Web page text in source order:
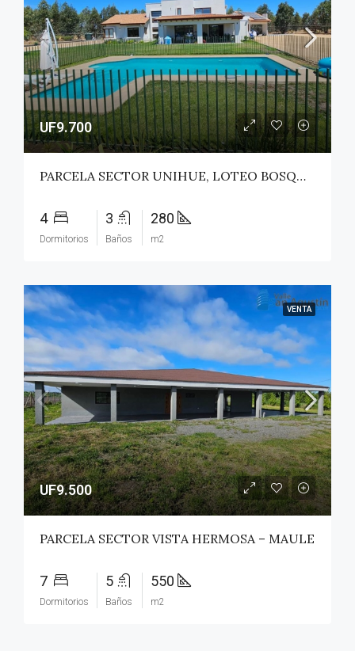
UF9.700
PARCELA SECTOR UNIHUE, LOTEO BOSQUES DEL VALLE – MAULE
4
Dormitorios
3
Baños
280
m2
VENTA
UF9.500
PARCELA SECTOR VISTA HERMOSA – MAULE
7
Dormitorios
5
Baños
550
m2